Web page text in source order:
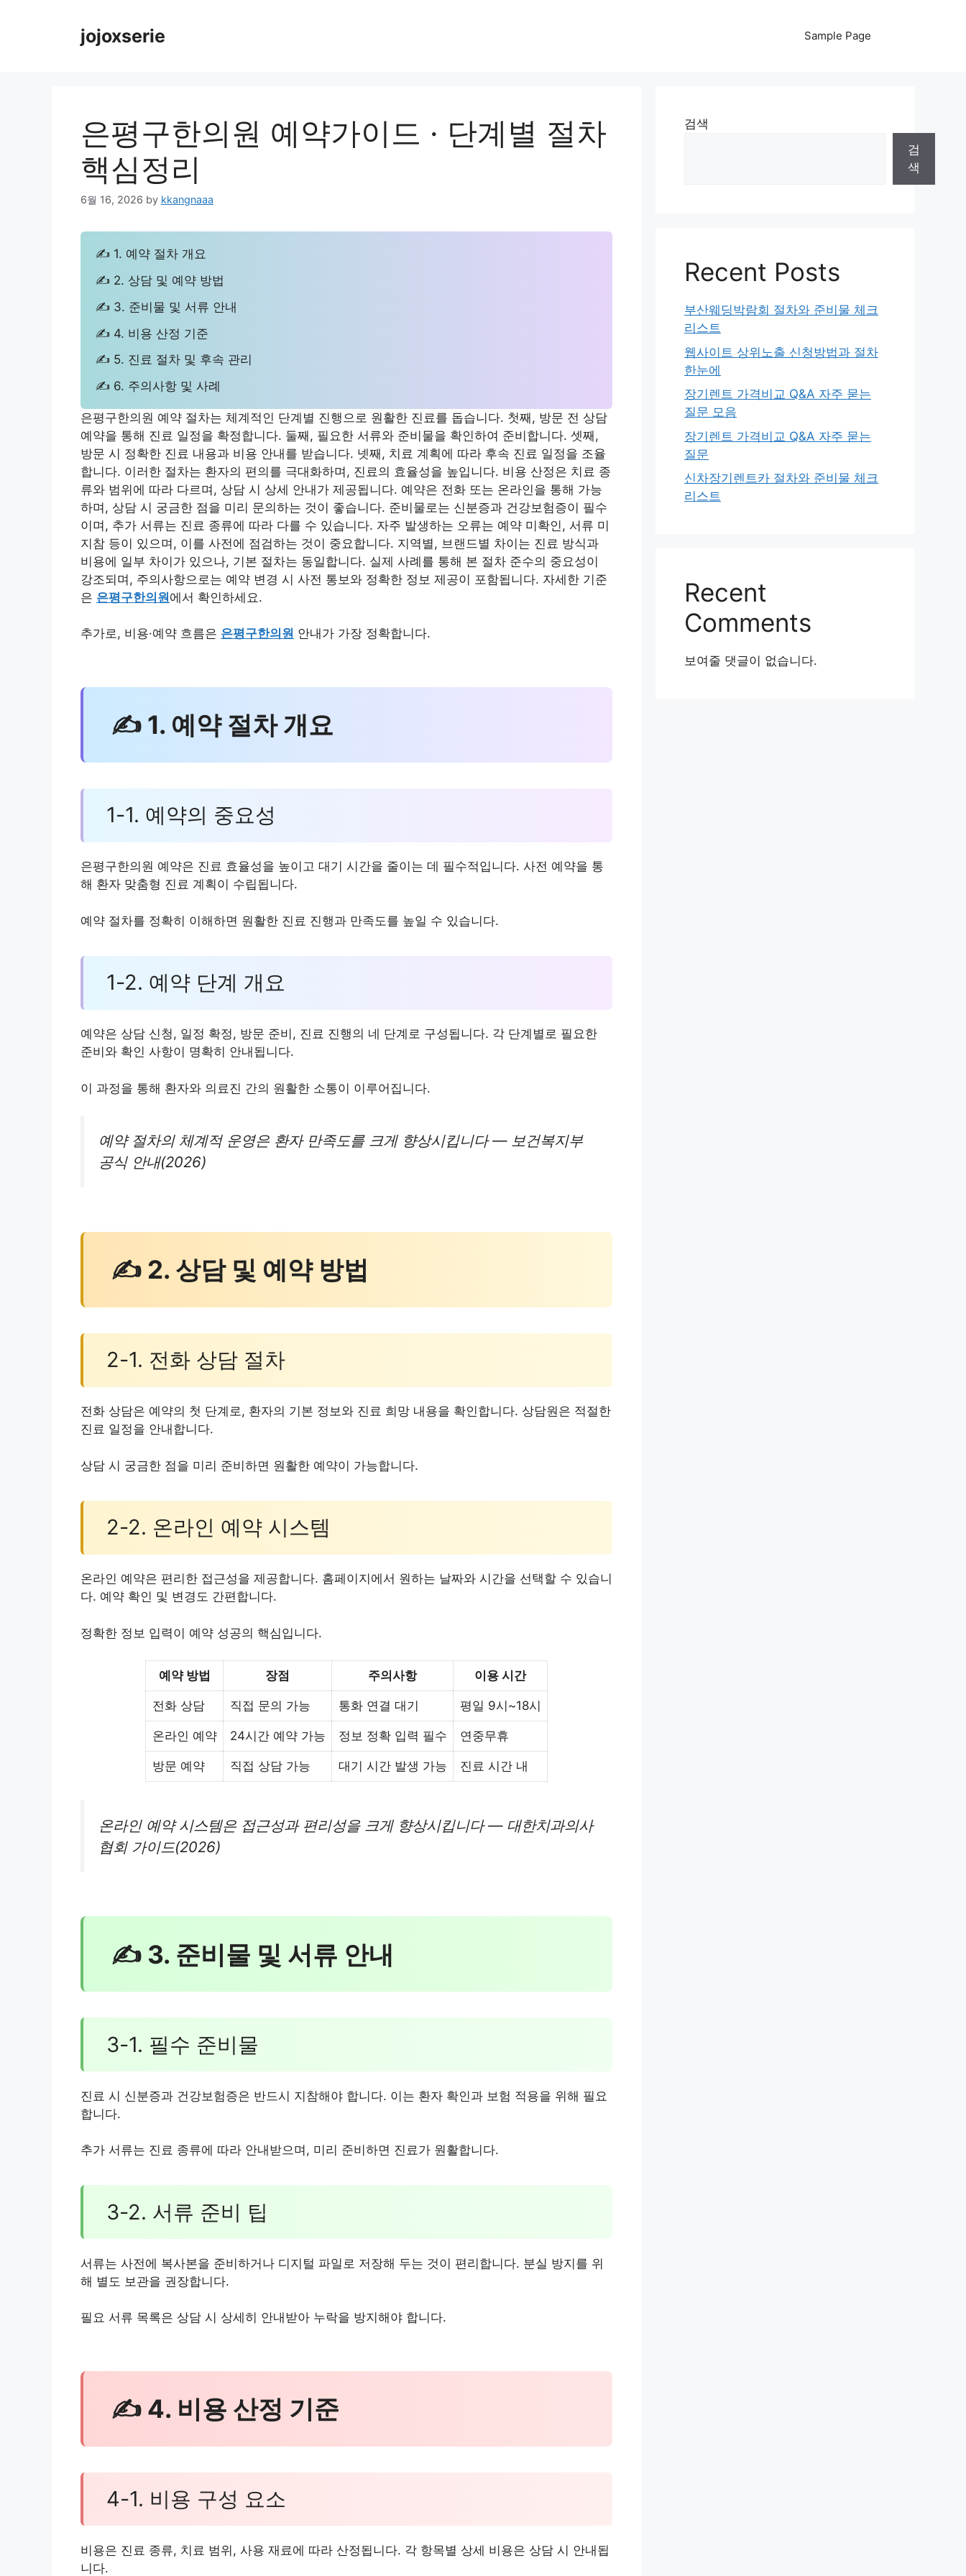
jojoxserie Sample Page
은평구한의원 예약가이드 · 단계별 절차
핵심정리
6월 16, 2026 by kkangnaaa
✍ 1. 예약 절차 개요
✍ 2. 상담 및 예약 방법
✍ 3. 준비물 및 서류 안내
✍ 4. 비용 산정 기준
✍ 5. 진료 절차 및 후속 관리
✍ 6. 주의사항 및 사례
은평구한의원 예약 절차는 체계적인 단계별 진행으로 원활한 진료를 돕습니다. 첫째, 방문 전 상담
예약을 통해 진료 일정을 확정합니다. 둘째, 필요한 서류와 준비물을 확인하여 준비합니다. 셋째,
방문 시 정확한 진료 내용과 비용 안내를 받습니다. 넷째, 치료 계획에 따라 후속 진료 일정을 조율
합니다. 이러한 절차는 환자의 편의를 극대화하며, 진료의 효율성을 높입니다. 비용 산정은 치료 종
류와 범위에 따라 다르며, 상담 시 상세 안내가 제공됩니다. 예약은 전화 또는 온라인을 통해 가능
하며, 상담 시 궁금한 점을 미리 문의하는 것이 좋습니다. 준비물로는 신분증과 건강보험증이 필수
이며, 추가 서류는 진료 종류에 따라 다를 수 있습니다. 자주 발생하는 오류는 예약 미확인, 서류 미
지참 등이 있으며, 이를 사전에 점검하는 것이 중요합니다. 지역별, 브랜드별 차이는 진료 방식과
비용에 일부 차이가 있으나, 기본 절차는 동일합니다. 실제 사례를 통해 본 절차 준수의 중요성이
강조되며, 주의사항으로는 예약 변경 시 사전 통보와 정확한 정보 제공이 포함됩니다. 자세한 기준
은 은평구한의원에서 확인하세요.
추가로, 비용·예약 흐름은 은평구한의원 안내가 가장 정확합니다.
✍ 1. 예약 절차 개요
1-1. 예약의 중요성
은평구한의원 예약은 진료 효율성을 높이고 대기 시간을 줄이는 데 필수적입니다. 사전 예약을 통
해 환자 맞춤형 진료 계획이 수립됩니다.
예약 절차를 정확히 이해하면 원활한 진료 진행과 만족도를 높일 수 있습니다.
1-2. 예약 단계 개요
예약은 상담 신청, 일정 확정, 방문 준비, 진료 진행의 네 단계로 구성됩니다. 각 단계별로 필요한
준비와 확인 사항이 명확히 안내됩니다.
이 과정을 통해 환자와 의료진 간의 원활한 소통이 이루어집니다.
예약 절차의 체계적 운영은 환자 만족도를 크게 향상시킵니다 — 보건복지부
공식 안내(2026)
✍ 2. 상담 및 예약 방법
2-1. 전화 상담 절차
전화 상담은 예약의 첫 단계로, 환자의 기본 정보와 진료 희망 내용을 확인합니다. 상담원은 적절한
진료 일정을 안내합니다.
상담 시 궁금한 점을 미리 준비하면 원활한 예약이 가능합니다.
2-2. 온라인 예약 시스템
온라인 예약은 편리한 접근성을 제공합니다. 홈페이지에서 원하는 날짜와 시간을 선택할 수 있습니
다. 예약 확인 및 변경도 간편합니다.
정확한 정보 입력이 예약 성공의 핵심입니다.
예약 방법 장점 주의사항 이용 시간
전화 상담 직접 문의 가능 통화 연결 대기 평일 9시~18시
온라인 예약 24시간 예약 가능 정보 정확 입력 필수 연중무휴
방문 예약 직접 상담 가능 대기 시간 발생 가능 진료 시간 내
온라인 예약 시스템은 접근성과 편리성을 크게 향상시킵니다 — 대한치과의사
협회 가이드(2026)
✍ 3. 준비물 및 서류 안내
3-1. 필수 준비물
진료 시 신분증과 건강보험증은 반드시 지참해야 합니다. 이는 환자 확인과 보험 적용을 위해 필요
합니다.
추가 서류는 진료 종류에 따라 안내받으며, 미리 준비하면 진료가 원활합니다.
3-2. 서류 준비 팁
서류는 사전에 복사본을 준비하거나 디지털 파일로 저장해 두는 것이 편리합니다. 분실 방지를 위
해 별도 보관을 권장합니다.
필요 서류 목록은 상담 시 상세히 안내받아 누락을 방지해야 합니다.
✍ 4. 비용 산정 기준
4-1. 비용 구성 요소
비용은 진료 종류, 치료 범위, 사용 재료에 따라 산정됩니다. 각 항목별 상세 비용은 상담 시 안내됩
니다.
검색
검
색
Recent Posts
부산웨딩박람회 절차와 준비물 체크
리스트
웹사이트 상위노출 신청방법과 절차
한눈에
장기렌트 가격비교 Q&A 자주 묻는
질문 모음
장기렌트 가격비교 Q&A 자주 묻는
질문
신차장기렌트카 절차와 준비물 체크
리스트
Recent
Comments
보여줄 댓글이 없습니다.